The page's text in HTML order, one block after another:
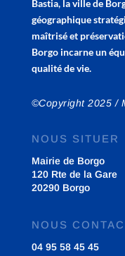
Bastia, la ville de
géographique
maîtrisé et
Borgo incarne un
qualité de vie.
©Copyright 2025 /
NOUS SITUER
Mairie de Borgo
120 Rte de la Gare
20290 Borgo
NOUS
04 95 58 45 45